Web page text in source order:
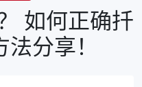
如何正确扦
分享！